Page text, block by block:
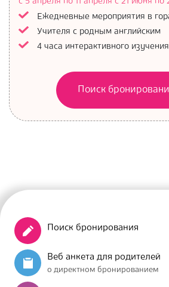
Ежедневные мероприятия в
Учителя с родным английским
4 часа интерактивного
Поиск
Поиск бронирования
Веб анкета для родителей
о директном бронированием